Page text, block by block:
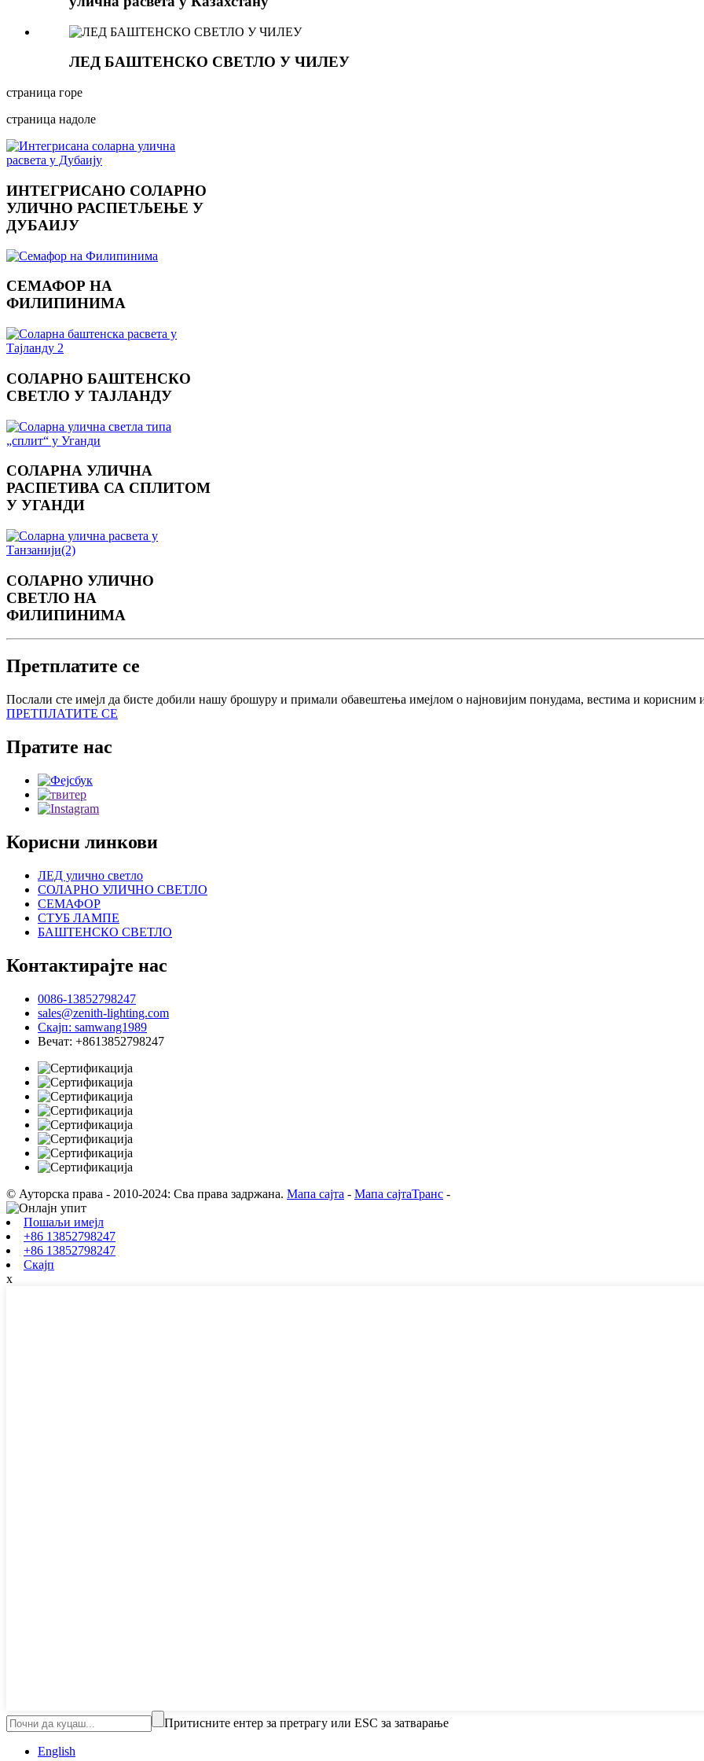
ЛЕД БАШТЕНСКО СВЕТЛО У ЧИЛЕУ
страница горе
страница надоле
ИНТЕГРИСАНО СОЛАРНО
УЛИЧНО РАСПЕТЉЕЊЕ У
ДУБАИЈУ
СЕМАФОР НА
ФИЛИПИНИМА
СОЛАРНО БАШТЕНСКО
СВЕТЛО У ТАЈЛАНДУ
СОЛАРНА УЛИЧНА
РАСПЕТИВА СА СПЛИТОМ
У УГАНДИ
СОЛАРНО УЛИЧНО
СВЕТЛО НА
ФИЛИПИНИМА
Претплатите се
Послали сте имејл да бисте добили нашу брошуру и примали обавештења имејлом о најновијим понудама, вестима и корисним
ПРЕТПЛАТИТЕ СЕ
Пратите нас
Корисни линкови
ЛЕД улично светло
СОЛАРНО УЛИЧНО СВЕТЛО
СЕМАФОР
СТУБ ЛАМПЕ
БАШТЕНСКО СВЕТЛО
Контактирајте нас
0086-13852798247
sales@zenith-lighting.com
Скајп: samwang1989
Вечат: +8613852798247
© Ауторска права - 2010-2024: Сва права задржана. Мапа сајта - Мапа сајтаТранс -
Пошаљи имејл
+86 13852798247
+86 13852798247
Скајп
x
Притисните ентер за претрагу или ESC за затварање
English